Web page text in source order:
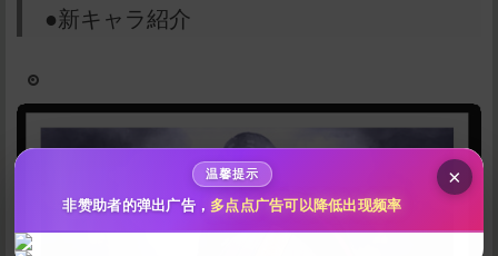
10
●新キャラ紹介
秒传文本链接
点击全选
×
温馨提示
非赞助者的弹出广告， 多点点广告可以降低出现频率